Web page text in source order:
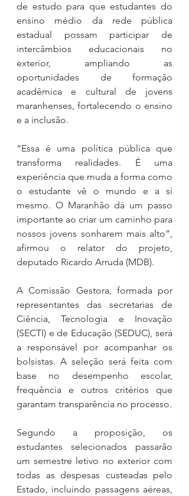
de estudo para que estudantes do
ensino médio da rede pública
estadual possam participar de
intercâmbios educacionais no
exterior, ampliando as
oportunidades de formação
acadêmica e cultural de jovens
maranhenses, fortalecendo o ensino
e a inclusão.
“Essa é uma política pública que
transforma realidades. É uma
experiência que muda a forma como
o estudante vê o mundo e a si
mesmo. O Maranhão dá um passo
importante ao criar um caminho para
nossos jovens sonharem mais alto”,
afirmou o relator do projeto,
deputado Ricardo Arruda (MDB).
A Comissão Gestora, formada por
representantes das secretarias de
Ciência, Tecnologia e Inovação
(SECTI) e de Educação (SEDUC), será
a responsável por acompanhar os
bolsistas. A seleção será feita com
base no desempenho escolar,
frequência e outros critérios que
garantam transparência no processo.
Segundo a proposição, os
estudantes selecionados passarão
um semestre letivo no exterior com
todas as despesas custeadas pelo
Estado, incluindo passagens aéreas,